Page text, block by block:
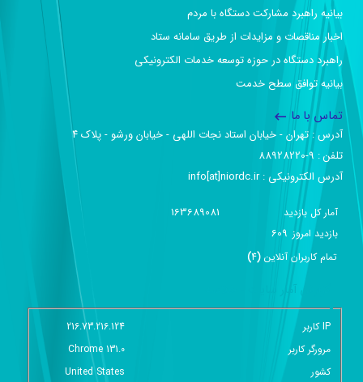
بیانیه راهبرد مشارکت دستگاه با مردم
اخبار مناقصات و مزایدات از طریق سامانه ستاد
راهبرد دستگاه در حوزه توسعه خدمات الکترونیکی
بیانیه توافق سطح خدمت
تماس با ما
آدرس :‌ تهران - خیابان استاد نجات اللهی - خیابان ورشو - پلاک ۴
تلفن :‌ 9-88928220
آدرس الکترونیکی :‌ info[at]niordc.ir
آمار کل بازدید 163689081
بازديد امروز 609
تمام کاربران آنلاين (
4
)
IP کاربر
216.73.216.124
مرورگر کاربر
Chrome 131.0
کشور
United States